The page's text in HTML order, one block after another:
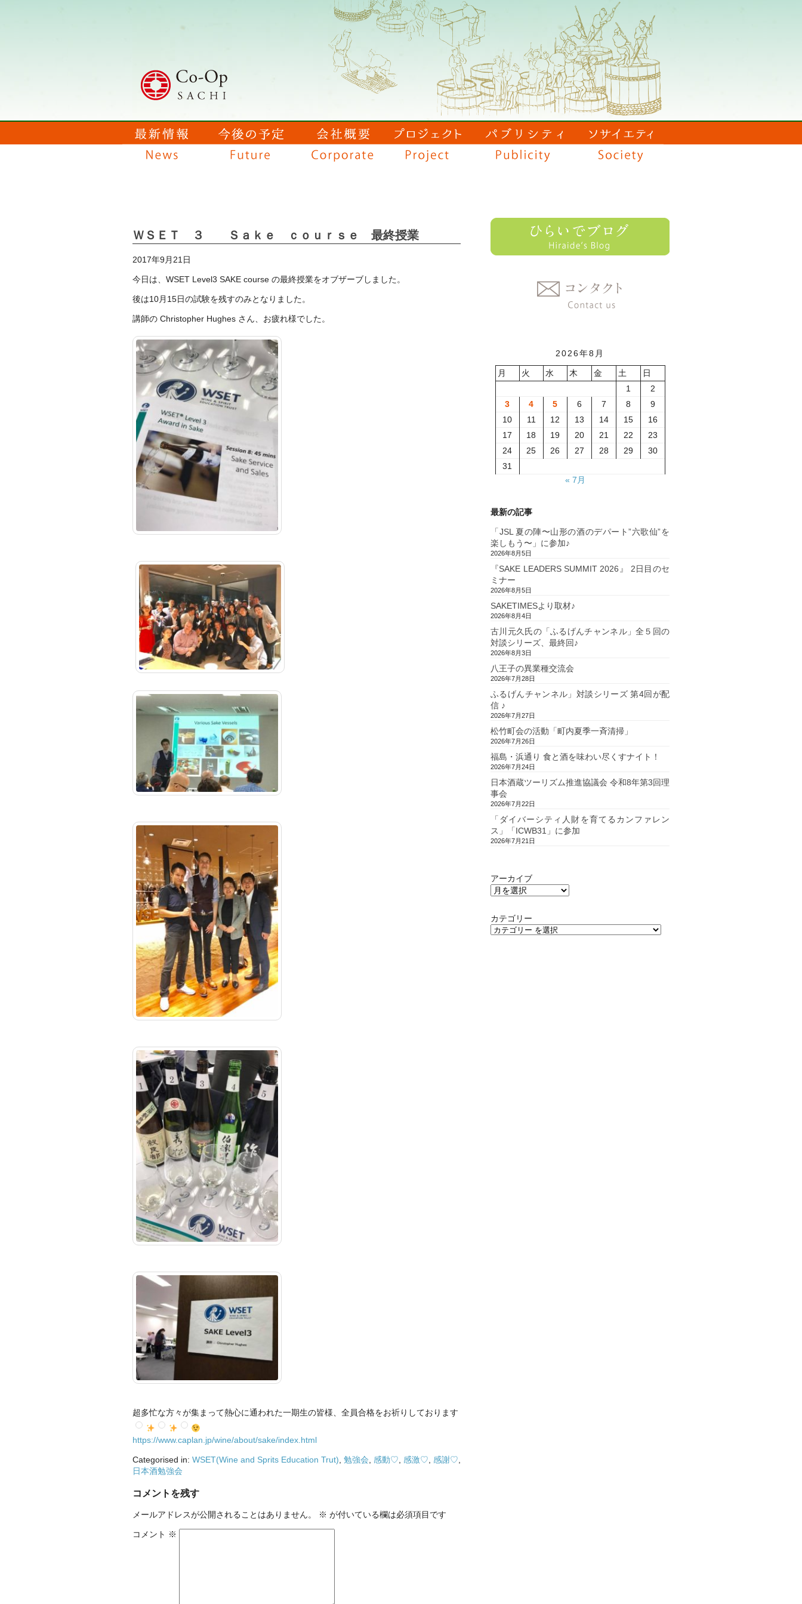
ＷＳＥＴ ３ Ｓａｋｅ ｃｏｕｒｓｅ 最終授業
2017年9月21日
今日は、WSET Level3 SAKE course の最終授業をオブザーブしました。
後は10月15日の試験を残すのみとなりました。
講師の Christopher Hughes さん、お疲れ様でした。
超多忙な方々が集まって熱心に通われた一期生の皆様、全員合格をお祈りしております
https://www.caplan.jp/wine/about/sake/index.html
Categorised in: WSET(Wine and Sprits Education Trut) 勉強会 感動♡ 感激♡ 感謝♡
日本酒勉強会
コメントを残す
メールアドレスが公開されることはありません。 ※ が付いている欄は必須項目です
コメント ※
2026年8月
月 火 水 木 金 土
日
1
2
3
4 5 6 7 8
9
10
11 12 13 14 15
16
17
18 19 20 21 22
23
24
25 26 27 28 29
30
31
« 7月
最新の記事
「JSL 夏の陣〜山形の酒のデパート”六歌仙”を
楽しもう〜」に参加♪
2026年8月5日
『SAKE LEADERS SUMMIT 2026』 2日目のセ
ミナー
2026年8月5日
SAKETIMESより取材♪
2026年8月4日
古川元久氏の「ふるげんチャンネル」全５回の
対談シリーズ、最終回♪
2026年8月3日
八王子の異業種交流会
2026年7月28日
ふるげんチャンネル」対談シリーズ 第4回が配
信 ♪
2026年7月27日
松竹町会の活動「町内夏季一斉清掃」
2026年7月26日
福島・浜通り 食と酒を味わい尽くすナイト！
2026年7月24日
日本酒蔵ツーリズム推進協議会 令和8年第3回理
事会
2026年7月22日
「ダイバーシティ人財を育てるカンファレン
ス」「ICWB31」に参加
2026年7月21日
アーカイブ
カテゴリー